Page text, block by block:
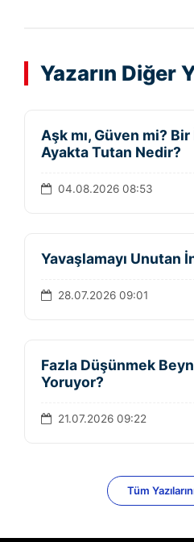
Yazarın Diğer
Aşk mı, Güven mi?
Ayakta Tutan Nedir?
04.08.2026 08:53
Yavaşlamayı Unutan
28.07.2026 09:01
Fazla Düşünmek
Yoruyor?
21.07.2026 09:22
Tüm